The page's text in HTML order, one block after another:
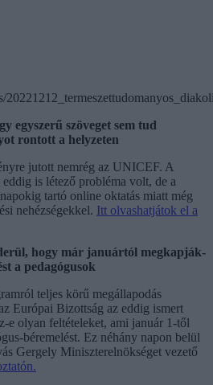
egyszerű szöveget sem tud
rontott a helyzeten
jutott nemrég az UNICEF. A
is létező probléma volt, de a
tartó online oktatás miatt még
nehézségekkel. Itt olvashatjátok el a
hogy már januártól megkapják-
a pedagógusok
teljes körű megállapodás
Európai Bizottság az eddig ismert
e olyan feltételeket, ami január 1-től
béremelést. Ez néhány napon belül
Gergely Miniszterelnökséget vezető